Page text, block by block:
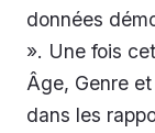
données
». Une fois
Âge, Genre
dans les